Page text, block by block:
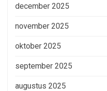
december 2025
november 2025
oktober 2025
september 2025
augustus 2025